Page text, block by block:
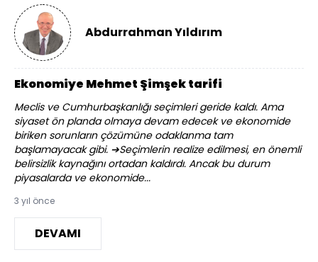
Abdurrahman Yıldırım
Ekonomiye Mehmet Şimşek tarifi
Meclis ve Cumhurbaşkanlığı seçimleri geride kaldı. Ama
siyaset ön planda olmaya devam edecek ve ekonomide
biriken sorunların çözümüne odaklanma tam
başlamayacak gibi. ➔Seçimlerin realize edilmesi, en önemli
belirsizlik kaynağını ortadan kaldırdı. Ancak bu durum
piyasalarda ve ekonomide...
3 yıl önce
DEVAMI